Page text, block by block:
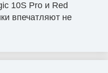
10S Pro и Red
впечатляют не